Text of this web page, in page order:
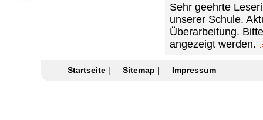
Sehr geehrte
unserer Schule.
Überarbeitung.
angezeigt werden.
Startseite| Sitemap | Impressum